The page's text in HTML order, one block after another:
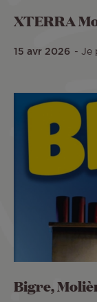
XTERRA
15 avr 2026 Je
Bigre,